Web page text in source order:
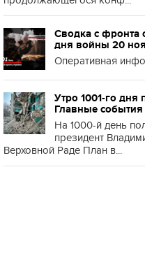
Сводка с фронта
дня войны 20
Оперативная
Утро 1001-го дня
Главные
На 1000-й день
президент
Верховной Раде План в...